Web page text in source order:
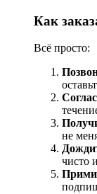
Как
Всё просто:
не
чисто